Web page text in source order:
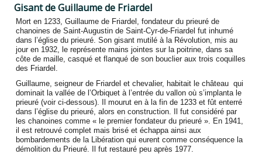
Gisant de Guillaume de Friardel
Mort en 1233, Guillaume de Friardel, fondateur du prieuré de
chanoines de Saint-Augustin de Saint-Cyr-de-Friardel fut inhumé
dans l’église du prieuré. Son gisant mutilé à la Révolution, mis au
jour en 1932, le représente mains jointes sur la poitrine, dans sa
côte de maille, casqué et flanqué de son bouclier aux trois coquilles
des Friardel.
Guillaume, seigneur de Friardel et chevalier, habitait le château qui
dominait la vallée de l’Orbiquet à l’entrée du vallon où s’implanta le
prieuré (voir ci-dessous). Il mourut en à la fin de 1233 et fût enterré
dans l’église du prieuré, alors en construction. Il fut considéré par
les chanoines comme « le premier fondateur du prieuré ». En 1941,
il est retrouvé complet mais brisé et échappa ainsi aux
bombardements de la Libération qui eurent comme conséquence la
démolition du Prieuré. Il fut restauré peu après 1977.